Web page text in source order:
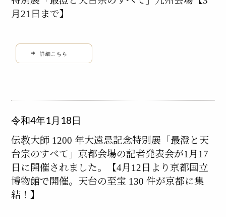
月21日まで】
詳細こちら
令和4年1月18日
伝教大師 1200 年大遠忌記念特別展「最澄と天
台宗のすべて」京都会場の記者発表会が1月17
日に開催されました。【4月12日より京都国立
博物館で開催。天台の至宝 130 件が京都に集
結！】